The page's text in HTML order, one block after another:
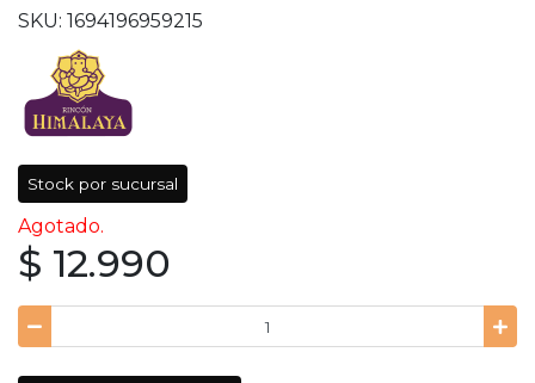
SKU: 1694196959215
Stock por sucursal
Agotado.
$ 12.990